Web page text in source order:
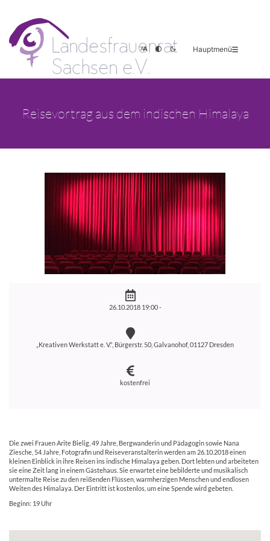
Hauptmenü
Reisevortrag aus dem indischen Himalaya
26.10.2018 19:00 -
„Kreativen Werkstatt e. V.“, Bürgerstr. 50, Galvanohof, 01127 Dresden
kostenfrei
Die zwei Frauen Arite Bielig, 49 Jahre, Bergwanderin und Pädagogin sowie Nana
Ziesche, 54 Jahre, Fotografin und Reiseveranstalterin werden am 26.10.2018 einen
kleinen Einblick in ihre Reisen ins indische Himalaya geben. Dort lebten und arbeiteten
sie eine Zeit lang in einem Gästehaus. Sie erwartet eine bebilderte und musikalisch
untermalte Reise zu den reißenden Flüssen, warmherzigen Menschen und endlosen
Weiten des Himalaya. Der Eintritt ist kostenlos, um eine Spende wird gebeten.
Beginn: 19 Uhr